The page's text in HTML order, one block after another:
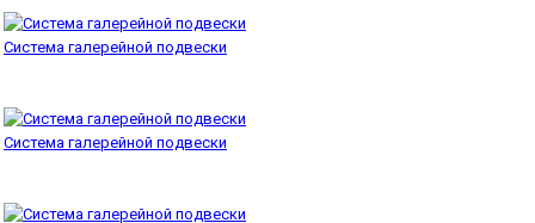
Система галерейной подвески
Система галерейной подвески